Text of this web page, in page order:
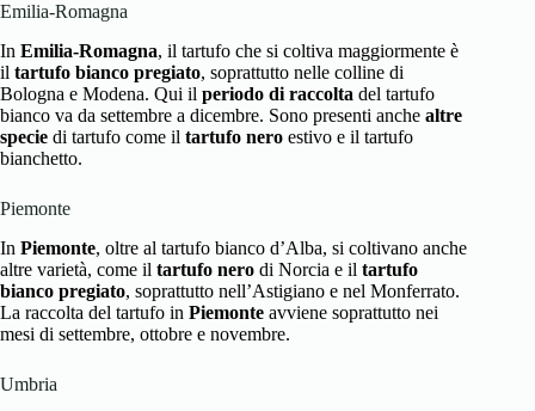
Emilia-Romagna
In Emilia-Romagna, il tartufo che si coltiva maggiormente è
il tartufo bianco pregiato, soprattutto nelle colline di
Bologna e Modena. Qui il periodo di raccolta del tartufo
bianco va da settembre a dicembre. Sono presenti anche altre
specie di tartufo come il tartufo nero estivo e il tartufo
bianchetto.
Piemonte
In Piemonte, oltre al tartufo bianco d’Alba, si coltivano anche
altre varietà, come il tartufo nero di Norcia e il tartufo
bianco pregiato, soprattutto nell’Astigiano e nel Monferrato.
La raccolta del tartufo in Piemonte avviene soprattutto nei
mesi di settembre, ottobre e novembre.
Umbria